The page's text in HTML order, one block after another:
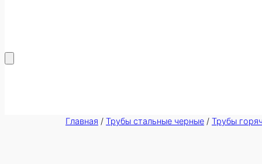
Главная / Трубы стальные черные / Трубы